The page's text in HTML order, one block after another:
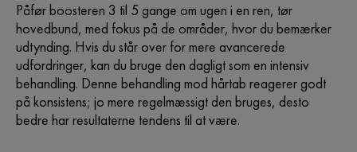
Påfør boosteren 3 til 5 gange om ugen i en ren, tør
hovedbund, med fokus på de områder, hvor du bemærker
udtynding. Hvis du står over for mere avancerede
udfordringer, kan du bruge den dagligt som en intensiv
behandling. Denne behandling mod hårtab reagerer godt
på konsistens; jo mere regelmæssigt den bruges, desto
bedre har resultaterne tendens til at være.